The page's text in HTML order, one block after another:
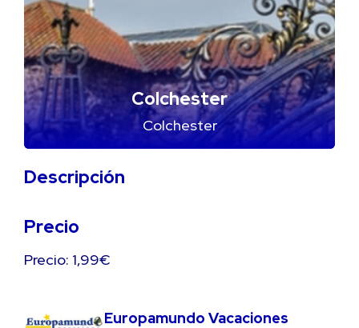
Colchester
Colchester
Descripción
Precio
Precio: 1,99€
Europamundo Vacaciones